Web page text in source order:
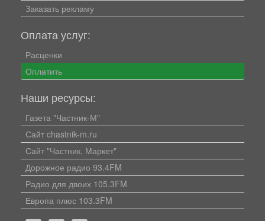
Заказать рекламу
Оплата услуг:
Расценки
Оплатить
Наши ресурсы:
Газета "Частник-М"
Сайт chastnik-m.ru
Сайт "Частник. Маркет"
Дорожное радио 93.4FM
Радио для двоих 105.3FM
Европа плюс 103.3FM